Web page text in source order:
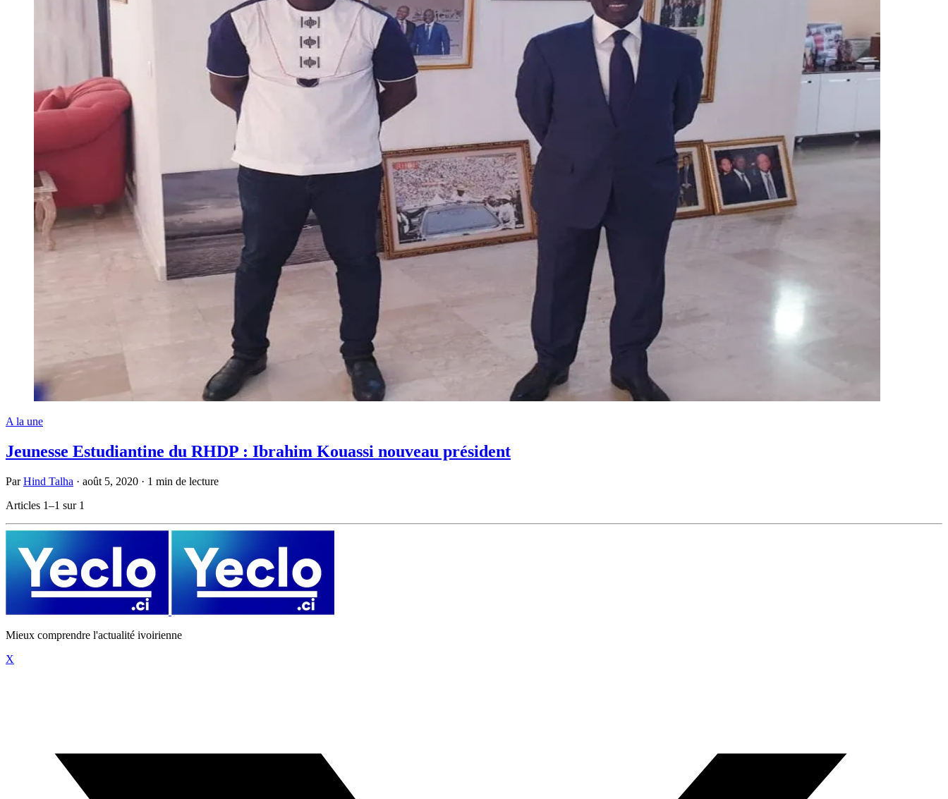
A la une
Jeunesse Estudiantine du RHDP : Ibrahim Kouassi nouveau président
ParHind Talha · août 5, 2020 · 1 min de lecture
Articles 1–1 sur 1
Mieux comprendre l'actualité ivoirienne
X